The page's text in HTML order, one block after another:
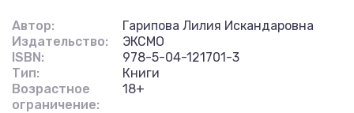
Автор:
Гарипова Лилия Искандаровна
Издательство:
ЭКСМО
ISBN:
978-5-04-121701-3
Тип:
Книги
Возрастное
ограничение:
18+